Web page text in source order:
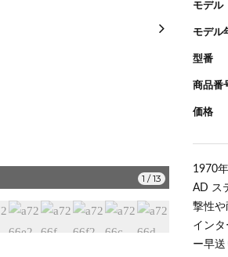
1 /13
モデル
モデル
型番
商品番
価格
1970
AD ス
撃性や
イン
ー早送